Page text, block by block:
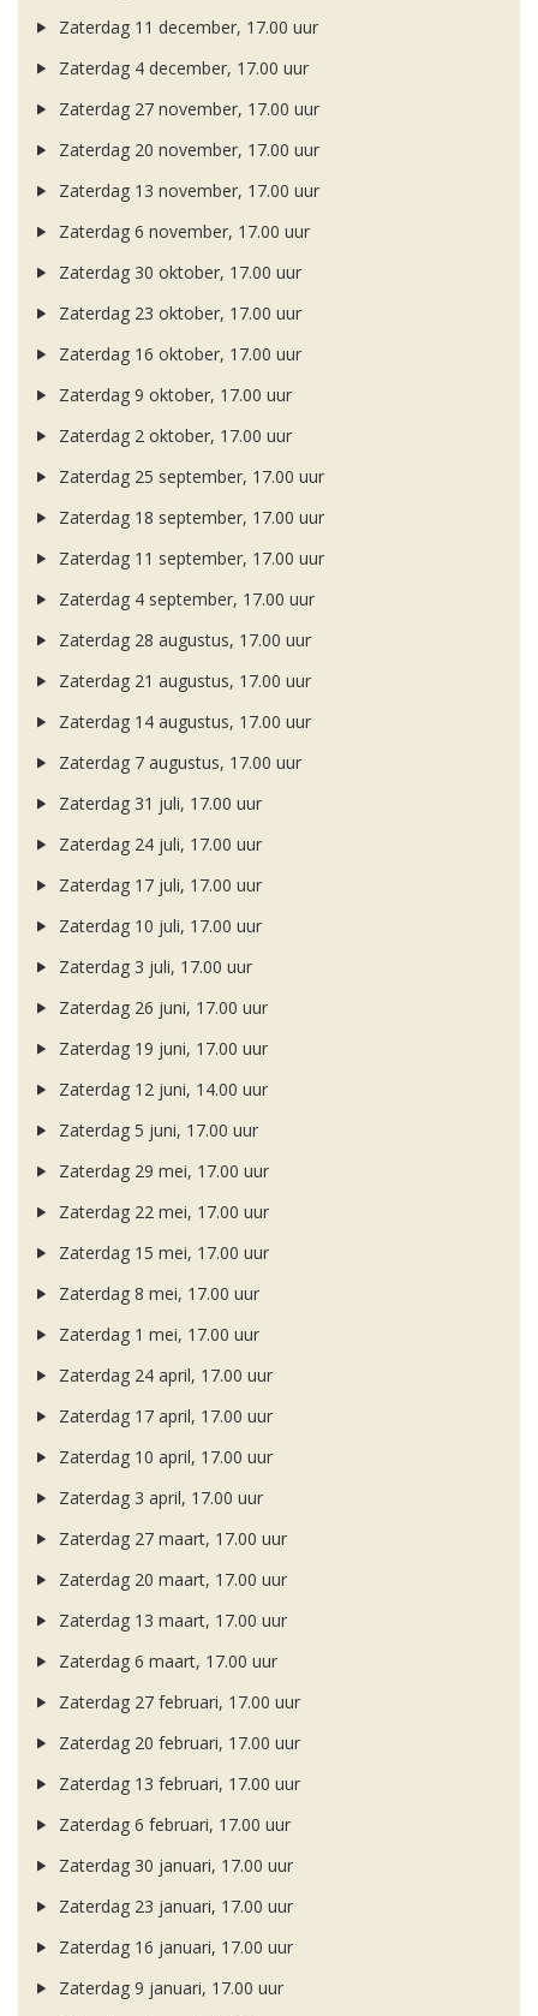
Zaterdag 11 december, 17.00 uur
Zaterdag 4 december, 17.00 uur
Zaterdag 27 november, 17.00 uur
Zaterdag 20 november, 17.00 uur
Zaterdag 13 november, 17.00 uur
Zaterdag 6 november, 17.00 uur
Zaterdag 30 oktober, 17.00 uur
Zaterdag 23 oktober, 17.00 uur
Zaterdag 16 oktober, 17.00 uur
Zaterdag 9 oktober, 17.00 uur
Zaterdag 2 oktober, 17.00 uur
Zaterdag 25 september, 17.00 uur
Zaterdag 18 september, 17.00 uur
Zaterdag 11 september, 17.00 uur
Zaterdag 4 september, 17.00 uur
Zaterdag 28 augustus, 17.00 uur
Zaterdag 21 augustus, 17.00 uur
Zaterdag 14 augustus, 17.00 uur
Zaterdag 7 augustus, 17.00 uur
Zaterdag 31 juli, 17.00 uur
Zaterdag 24 juli, 17.00 uur
Zaterdag 17 juli, 17.00 uur
Zaterdag 10 juli, 17.00 uur
Zaterdag 3 juli, 17.00 uur
Zaterdag 26 juni, 17.00 uur
Zaterdag 19 juni, 17.00 uur
Zaterdag 12 juni, 14.00 uur
Zaterdag 5 juni, 17.00 uur
Zaterdag 29 mei, 17.00 uur
Zaterdag 22 mei, 17.00 uur
Zaterdag 15 mei, 17.00 uur
Zaterdag 8 mei, 17.00 uur
Zaterdag 1 mei, 17.00 uur
Zaterdag 24 april, 17.00 uur
Zaterdag 17 april, 17.00 uur
Zaterdag 10 april, 17.00 uur
Zaterdag 3 april, 17.00 uur
Zaterdag 27 maart, 17.00 uur
Zaterdag 20 maart, 17.00 uur
Zaterdag 13 maart, 17.00 uur
Zaterdag 6 maart, 17.00 uur
Zaterdag 27 februari, 17.00 uur
Zaterdag 20 februari, 17.00 uur
Zaterdag 13 februari, 17.00 uur
Zaterdag 6 februari, 17.00 uur
Zaterdag 30 januari, 17.00 uur
Zaterdag 23 januari, 17.00 uur
Zaterdag 16 januari, 17.00 uur
Zaterdag 9 januari, 17.00 uur